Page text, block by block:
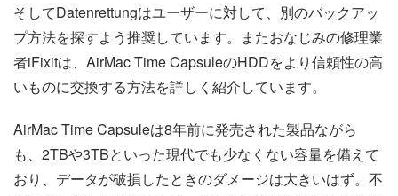
そしてDatenrettungはユーザーに対して、別のバックアッ
プ方法を探すよう推奨しています。またおなじみの修理業
者iFixitは、AirMac Time CapsuleのHDDをより信頼性の高
いものに交換する方法を詳しく紹介しています。
AirMac Time Capsuleは8年前に発売された製品ながら
も、2TBや3TBといった現代でも少なくない容量を備えて
おり、データが破損したときのダメージは大きいはず。不